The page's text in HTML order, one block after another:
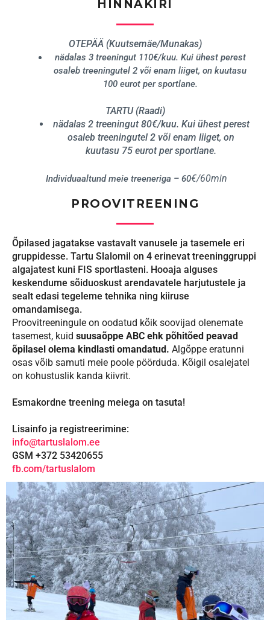
HINNAKIRI
OTEPÄÄ (Kuutsemäe/Munakas)
nädalas 3 treeningut 110€/kuu. Kui ühest perest
osaleb treeningutel 2 või enam liiget, on kuutasu
100 eurot per sportlane.
TARTU (Raadi)
nädalas 2 treeningut 80€/kuu. Kui ühest perest
osaleb treeningutel 2 või enam liiget, on
kuutasu 75 eurot per sportlane.
Individuaaltund meie treeneriga – 60€/60min
PROOVITREENING
Õpilased jagatakse vastavalt vanusele ja tasemele eri
gruppidesse. Tartu Slalomil on 4 erinevat treeninggruppi
algajatest kuni FIS sportlasteni. Hooaja alguses
keskendume sõiduoskust arendavatele harjutustele ja
sealt edasi tegeleme tehnika ning kiiruse
omandamisega.
Proovitreeningule on oodatud kõik soovijad olenemate
tasemest, kuid suusaõppe ABC ehk põhitõed peavad
õpilasel olema kindlasti omandatud. Algõppe eratunni
osas võib samuti meie poole pöörduda. Kõigil osalejatel
on kohustuslik kanda kiivrit.
Esmakordne treening meiega on tasuta!
Lisainfo ja registreerimine:
info@tartuslalom.ee
GSM +372 53420655
fb.com/tartuslalom